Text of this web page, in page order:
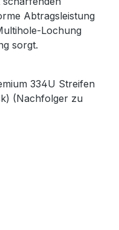
Abtragsleistung
Lochung
sorgt.